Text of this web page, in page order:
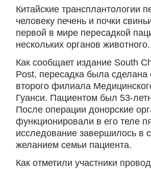
Китайские трансплантологии
человеку печень и почки
первой в мире пересадкой
нескольких органов животного.
Как сообщает издание South
Post, пересадка была сделана
второго филиала
Гуанси. Пациентом был 53-
После операции донорские
функционировали в его теле
исследование завершилось в
желанием семьи пациента.
Как отметили участники